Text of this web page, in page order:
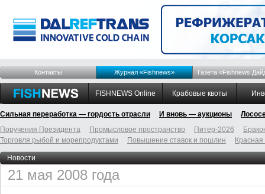
Контакты Журнал «Fishnews» Газета «Fishnews
FISHNEWS Online Крабовые квоты
Сильная переработка — гордость отрасли И вновь — аукционы
Поручения Президента
Промысловое пространство Питер-2026
Торговля рыбой и морепродуктами
Повышение ставок и пошлин
Новости
21 мая 2008 года